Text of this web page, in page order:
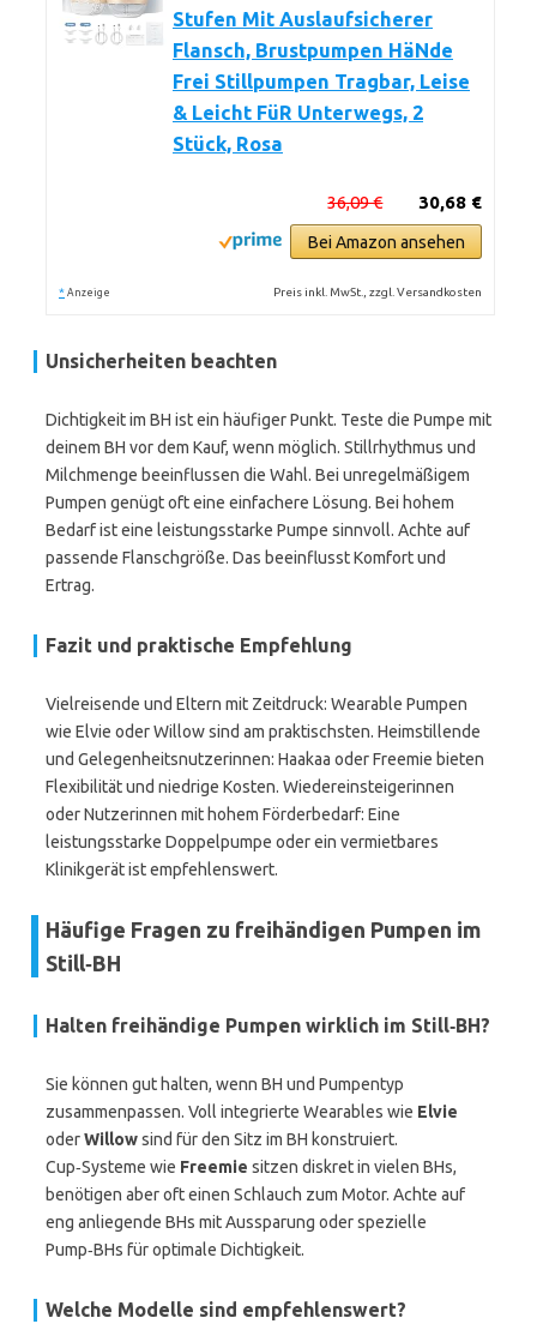
Stufen Mit Auslaufsicherer
Flansch, Brustpumpen HäNde
Frei Stillpumpen Tragbar, Leise
& Leicht FüR Unterwegs, 2
Stück, Rosa
30,68 €
36,09 €
Bei Amazon ansehen
* Anzeige Preis inkl. MwSt., zzgl. Versandkosten
Unsicherheiten beachten
Dichtigkeit im BH ist ein häufiger Punkt. Teste die Pumpe mit
deinem BH vor dem Kauf, wenn möglich. Stillrhythmus und
Milchmenge beeinflussen die Wahl. Bei unregelmäßigem
Pumpen genügt oft eine einfachere Lösung. Bei hohem
Bedarf ist eine leistungsstarke Pumpe sinnvoll. Achte auf
passende Flanschgröße. Das beeinflusst Komfort und
Ertrag.
Fazit und praktische Empfehlung
Vielreisende und Eltern mit Zeitdruck: Wearable Pumpen
wie Elvie oder Willow sind am praktischsten. Heimstillende
und Gelegenheitsnutzerinnen: Haakaa oder Freemie bieten
Flexibilität und niedrige Kosten. Wiedereinsteigerinnen
oder Nutzerinnen mit hohem Förderbedarf: Eine
leistungsstarke Doppelpumpe oder ein vermietbares
Klinikgerät ist empfehlenswert.
Häufige Fragen zu freihändigen Pumpen im
Still‑BH
Halten freihändige Pumpen wirklich im Still‑BH?
Sie können gut halten, wenn BH und Pumpentyp
zusammenpassen. Voll integrierte Wearables wie Elvie
oderWillowsind für den Sitz im BH konstruiert.
Cup‑Systeme wie Freemie sitzen diskret in vielen BHs,
benötigen aber oft einen Schlauch zum Motor. Achte auf
eng anliegende BHs mit Aussparung oder spezielle
Pump‑BHs für optimale Dichtigkeit.
Welche Modelle sind empfehlenswert?